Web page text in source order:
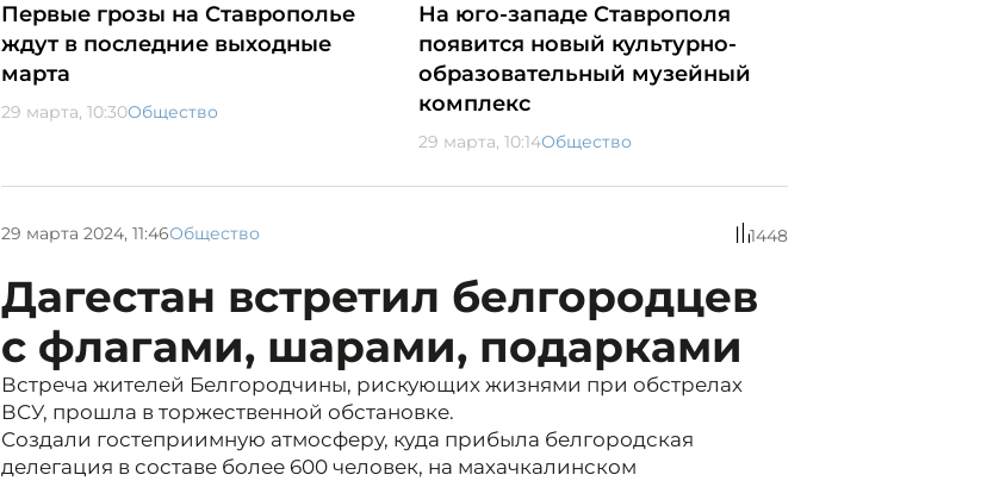
Первые грозы на Ставрополье
ждут в последние выходные
марта
29 марта, 10:30Общество
На юго-западе Ставрополя
появится новый культурно-
образовательный музейный
комплекс
29 марта, 10:14Общество
29 марта 2024, 11:46Общество 1448
Дагестан встретил белгородцев
с флагами, шарами, подарками
Встреча жителей Белгородчины, рискующих жизнями при обстрелах
ВСУ, прошла в торжественной обстановке.
Создали гостеприимную атмосферу, куда прибыла белгородская
делегация в составе более 600 человек, на махачкалинском